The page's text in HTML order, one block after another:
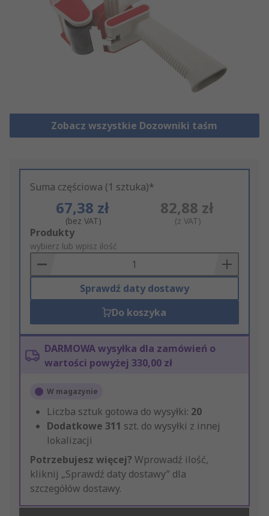
Zobacz wszystkie Dozowniki taśm
Suma częściowa (1 sztuka)*
67,38 zł
(bez VAT)
82,88 zł
(z VAT)
Add
to
Basket
Produkty
wybierz lub wpisz ilość
Sprawdź daty dostawy
Do koszyka
DARMOWA wysyłka dla zamówień o
wartości powyżej 330,00 zł
W magazynie
Liczba sztuk gotowa do wysyłki: 20
Dodatkowe 311 szt. do wysyłki z innej
lokalizacji
Potrzebujesz więcej? Wprowadź ilość,
kliknij „Sprawdź daty dostawy” dla
szczegółów dostawy.